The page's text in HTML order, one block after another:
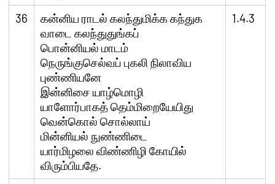
36
கன்னிய ராடல் கலந்துமிக்க கந்துக
வாடை கலந்துதுங்கப்
பொன்னியல் மாடம்
நெருங்குசெல்வப் புகலி நிலாவிய
புண்ணியனே
இன்னிசை யாழ்மொழி
யாளோர்பாகத் தெம்மிறையேயிது
வென்கொல் சொல்லாய்
மின்னியல் நுண்ணிடை
யார்மிழலை விண்ணிழி கோயில்
விரும்பியதே.
1.4.3